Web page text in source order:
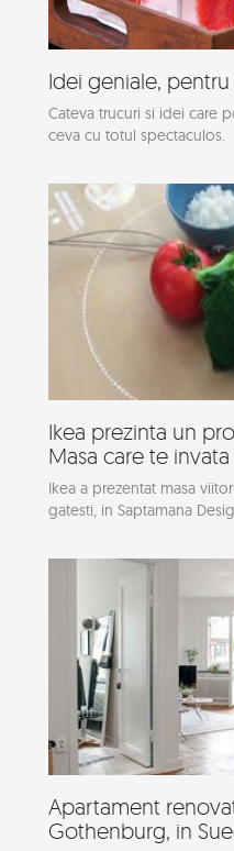
Idei geniale,
Cateva trucuri si idei care
ceva cu totul spectaculos.
Ikea prezinta un
Masa care te
Ikea a prezentat masa
gatesti, in Saptamana
Apartament
Gothenburg, in